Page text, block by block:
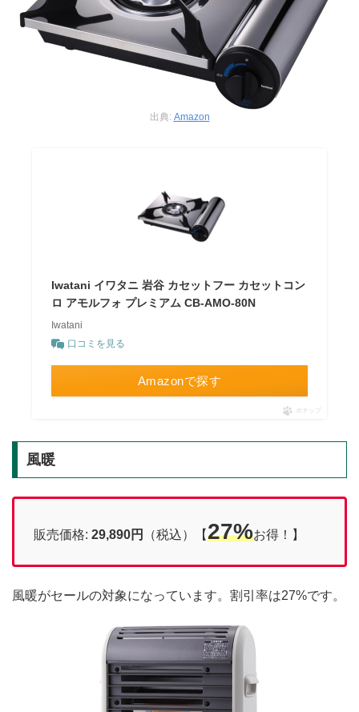
出典: Amazon
Iwatani イワタニ 岩谷 カセットフー カセットコン
ロ アモルフォ プレミアム CB-AMO-80N
Iwatani
口コミを見る
Amazonで探す
ポチップ
風暖
販売価格: 29,890円 （税込）【27%お得！】
風暖がセールの対象になっています。割引率は27%です。